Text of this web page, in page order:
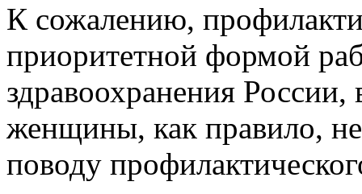
К сожалению,
приоритетной формой
здравоохранения России,
женщины, как правило,
поводу